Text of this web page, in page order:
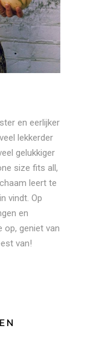
en eerlijker
lekkerder
gelukkiger
size fits all,
leert te
vindt. Op
en
op, geniet van
van!